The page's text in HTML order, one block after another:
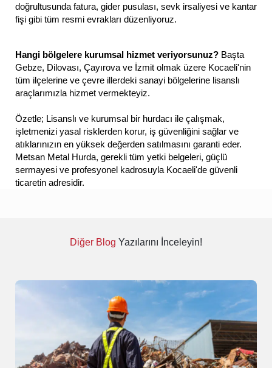
doğrultusunda fatura, gider pusulası, sevk irsaliyesi ve kantar
fişi gibi tüm resmi evrakları düzenliyoruz.
Hangi bölgelere kurumsal hizmet veriyorsunuz? Başta
Gebze, Dilovası, Çayırova ve İzmit olmak üzere Kocaeli'nin
tüm ilçelerine ve çevre illerdeki sanayi bölgelerine lisanslı
araçlarımızla hizmet vermekteyiz.
Özetle; Lisanslı ve kurumsal bir hurdacı ile çalışmak,
işletmenizi yasal risklerden korur, iş güvenliğini sağlar ve
atıklarınızın en yüksek değerden satılmasını garanti eder.
Metsan Metal Hurda, gerekli tüm yetki belgeleri, güçlü
sermayesi ve profesyonel kadrosuyla Kocaeli'de güvenli
ticaretin adresidir.
Diğer Blog Yazılarını İnceleyin!